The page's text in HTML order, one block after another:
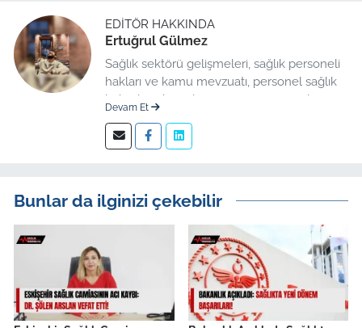
EDITÖR HAKKINDA
Ertuğrul Gülmez
Sağlık sektörü gelişmeleri, sağlık personeli
hakları ve kamu mevzuatı, personel sağlık
haberleri düzenleme üzerine uzmanlaşmış
Devam Et
Bunlar da ilginizi çekebilir